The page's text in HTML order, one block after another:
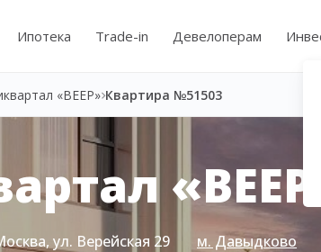
Ипотека Trade-in Девелоперам
«ВЕЕР» Квартира №51503
«ВЕЕР»
ул. Верейская 29 м. Давыдково